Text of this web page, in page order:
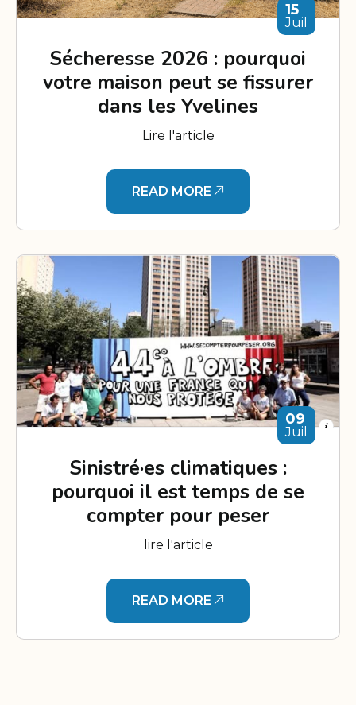
15
Juil
Sécheresse 2026 : pourquoi
votre maison peut se fissurer
dans les Yvelines
Lire l'article
READ MORE
09
Juil
Sinistré·es climatiques :
pourquoi il est temps de se
compter pour peser
lire l'article
READ MORE